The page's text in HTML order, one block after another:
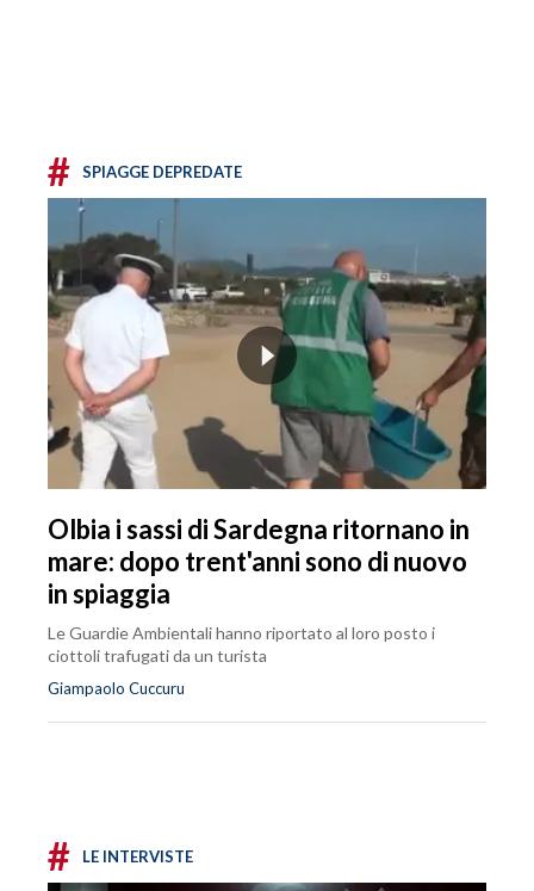
# SPIAGGE DEPREDATE
Olbia i sassi di Sardegna ritornano in
mare: dopo trent'anni sono di nuovo
in spiaggia
Le Guardie Ambientali hanno riportato al loro posto i
ciottoli trafugati da un turista
Giampaolo Cuccuru
# LE INTERVISTE